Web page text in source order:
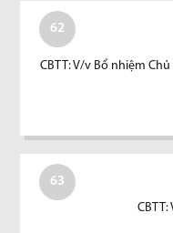
62
CBTT: V/v Bổ nhiệm
63